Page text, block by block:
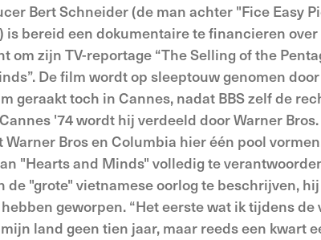
Bert Schneider (de man achter "Fice Easy
is bereid een dokumentaire te financieren
om zijn TV-reportage “The Selling of the
De film wordt op sleeptouw genomen
geraakt toch in Cannes, nadat BBS zelf de
'74 wordt hij verdeeld door Warner
Bros en Columbia hier één pool
"Hearts and Minds" volledig te
de "grote" vietnamese oorlog te beschrijven,
geworpen. “Het eerste wat ik tijdens
land geen tien jaar, maar reeds een kwart